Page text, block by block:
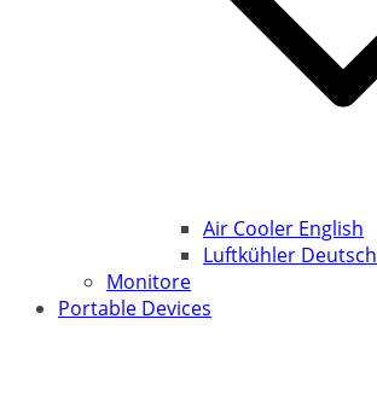
Air Cooler English
Luftkühler Deutsch
Monitore
Portable Devices